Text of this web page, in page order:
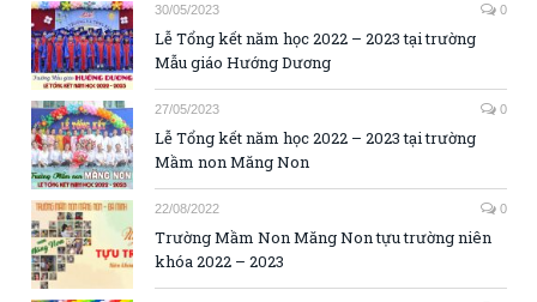
30/05/2023 0
Lễ Tổng kết năm học 2022 – 2023 tại trường
Mẫu giáo Hướng Dương
27/05/2023 0
Lễ Tổng kết năm học 2022 – 2023 tại trường
Mầm non Măng Non
22/08/2022 0
Trường Mầm Non Măng Non tựu trường niên
khóa 2022 – 2023